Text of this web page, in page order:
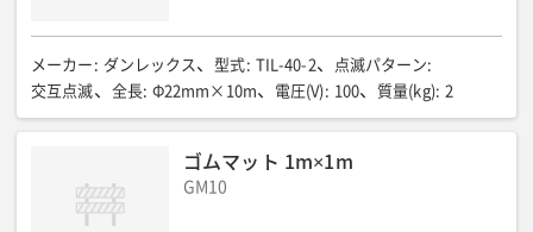
メーカー : ダンレックス 型式: TIL-40-2 点滅パターン:
交互点滅
全長: Φ22mm×10m 電圧(V): 100 質量(kg): 2
ゴムマット 1m×1m
GM10